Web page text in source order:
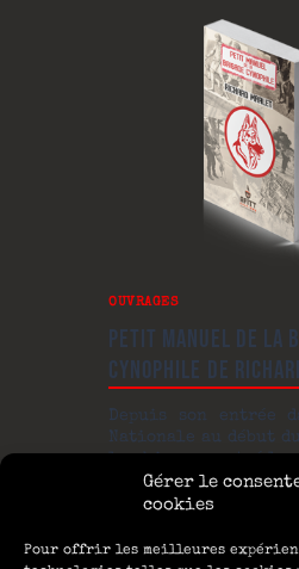
Gérer le
cookies
Pour offrir les meilleures
OUVRAGES
PETIT MANUEL DE LA
CYNOPHILE DE
Depuis son entrée
Nationale au début
talents. Qu’ils
défense et
ou d’explosifs,